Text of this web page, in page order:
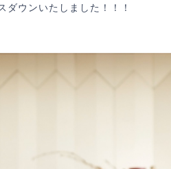
ウンいたしました！！！